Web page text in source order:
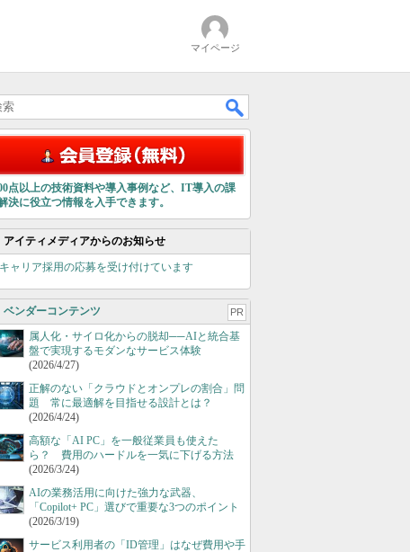
マイページ
点以上の技術資料や導入事例など、IT導入の課
決に役立つ情報を入手できます。
アイティメディアからのお知らせ
キャリア採用の応募を受け付けています
ベンダーコンテンツ PR
属人化・サイロ化からの脱却──AIと統合基
盤で実現するモダンなサービス体験
(2026/4/27)
正解のない「クラウドとオンプレの割合」問
題 常に最適解を目指せる設計とは？
(2026/4/24)
高額な「AI PC」を一般従業員も使えた
ら？ 費用のハードルを一気に下げる方法
(2026/3/24)
AIの業務活用に向けた強力な武器、
「Copilot+ PC」選びで重要な3つのポイント
(2026/3/19)
サービス利用者の「ID管理」はなぜ費用や手